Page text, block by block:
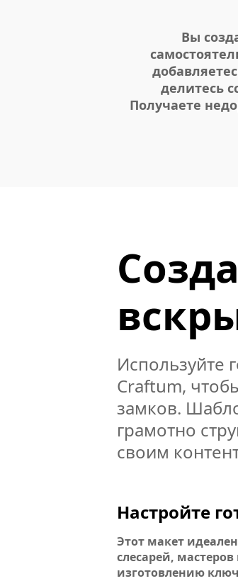
Вы
делитесь
Получаете
Используйте
Craftum,
замков.
грамотно
своим
Настройте
Этот макет
слесарей,
изготовлению